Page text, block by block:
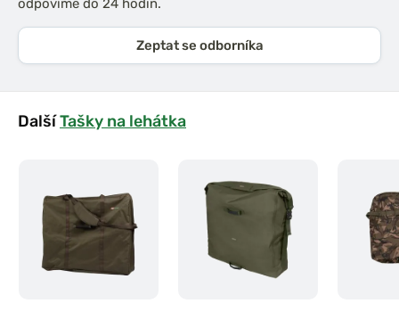
odpovíme do 24 hodin.
Zeptat se odborníka
DalšíTašky na lehátka